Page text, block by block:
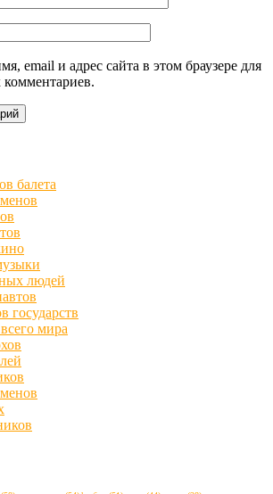
email и адрес сайта в этом браузере для
балета
людей
государств
мира